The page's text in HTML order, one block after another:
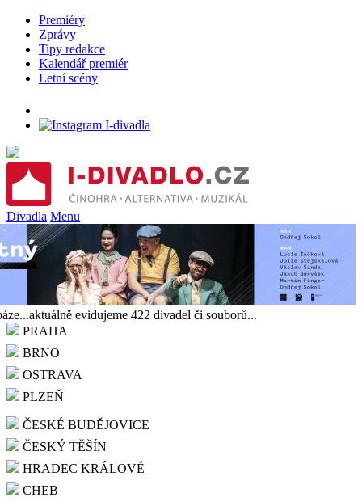
Premiéry
Zprávy
Tipy redakce
Kalendář premiér
Letní scény
Divadla Menu
evidujeme 422 divadel či souborů...
PRAHA
BRNO
OSTRAVA
PLZEŇ
ČESKÉ BUDĚJOVICE
ČESKÝ TĚŠÍN
HRADEC KRÁLOVÉ
CHEB